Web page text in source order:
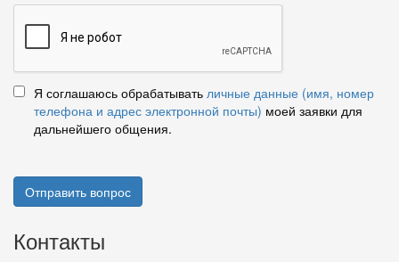
Я соглашаюсь обрабатывать личные данные (имя, номер
телефона и адрес электронной почты) моей заявки для
дальнейшего общения.
Отправить вопрос
Контакты